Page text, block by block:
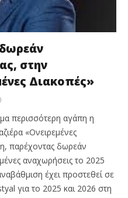
στην
Διακοπές»
περισσότερη αγάπη η
«Ονειρεμένες
παρέχοντας δωρεάν
αναχωρήσεις το 2025
έχει προστεθεί σε
για το 2025 και 2026 στη